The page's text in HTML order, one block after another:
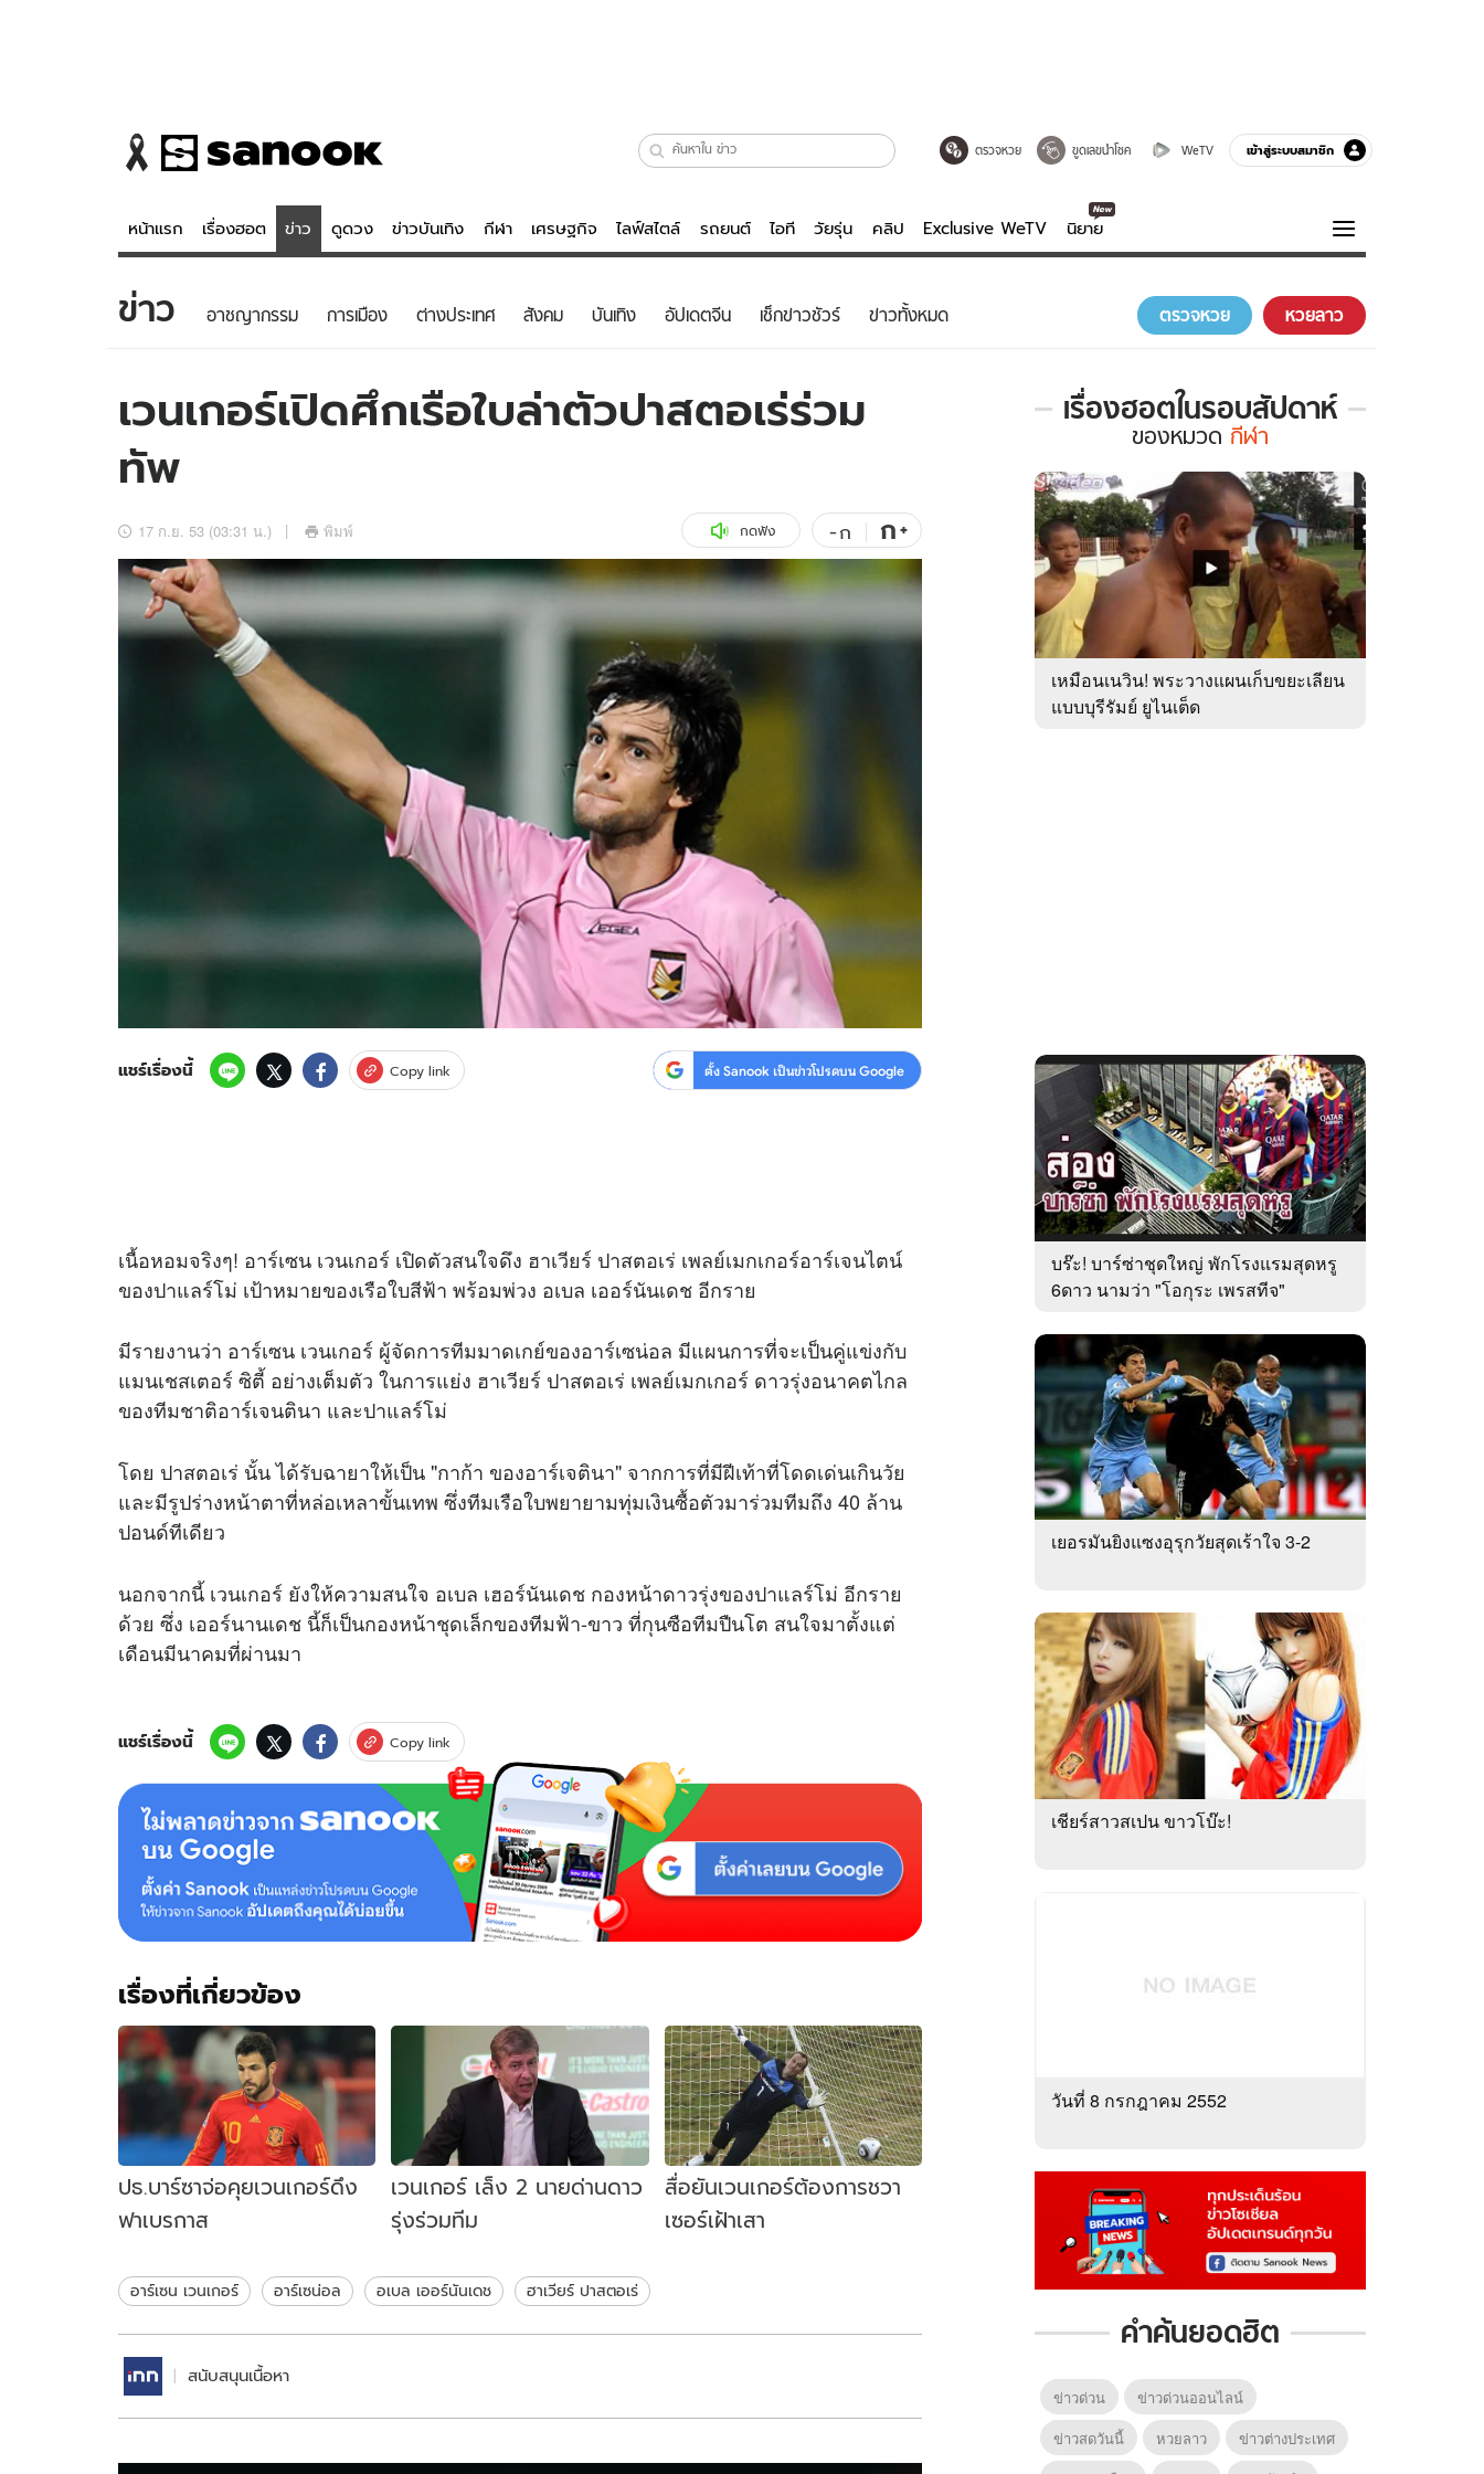
ตรวจหวย ขูดเลขนำโชค WeTV เข้าสู่ระบบสมาชิก
หน้าแรก เรื่องฮอต ข่าว ดูดวง ข่าวบันเทิง กีฬา เศรษฐกิจ ไลฟ์สไตล์ รถยนต์ ไอที วัยรุ่น คลิป Exclusive WeTV นิยาย
ข่าว
ข่าวบันเทิง
ข่าวกีฬา
อัปเดตจีน
เช็กข่าวชัวร์
ดูดวง - ตรวจหวย
สถิติหวยไทย
ไลฟ์สไตล์
วัยรุ่น
สุขภาพ
เที่ยว-กิน
Tasteful Thailand
Sanook Choice
บันเทิงครบรส
ดูทีวี
WeTV
นิยาย
ความรู้รอบตัว
ฮาวทู
ดาวน์โหลดสนุกแอปฟรี
บริษัท อิมเมจ ฟิวเจอร์ (ประเทศไทย) จำกัด
ข่าว อาชญากรรม การเมือง ต่างประเทศ สังคม บันเทิง อัปเดตจีน เช็กข่าวชัวร์ ข่าวทั้งหมด ตรวจหวย หวยลาว
เวนเกอร์เปิดศึกเรือใบล่าตัวปาสตอเร่ร่วม
ทัพ
17 ก.ย. 53 (03:31 น.) พิมพ์ กดฟัง -ก ก+
แชร์เรื่องนี้ Copy link ตั้ง Sanook เป็นข่าวโปรดบน Google
เนื้อหอมจริงๆ! อาร์เซน เวนเกอร์ เปิดตัวสนใจดึง ฮาเวียร์ ปาสตอเร่ เพลย์เมกเกอร์อาร์เจนไตน์
ของปาแลร์โม่ เป้าหมายของเรือใบสีฟ้า พร้อมพ่วง อเบล เออร์นันเดช อีกราย
มีรายงานว่า อาร์เซน เวนเกอร์ ผู้จัดการทีมมาดเกย์ของอาร์เซน่อล มีแผนการที่จะเป็นคู่แข่งกับ
แมนเชสเตอร์ ซิตี้ อย่างเต็มตัว ในการแย่ง ฮาเวียร์ ปาสตอเร่ เพลย์เมกเกอร์ ดาวรุ่งอนาคตไกล
ของทีมชาติอาร์เจนตินา และปาแลร์โม่
โดย ปาสตอเร่ นั้น ได้รับฉายาให้เป็น "กาก้า ของอาร์เจตินา" จากการที่มีฝีเท้าที่โดดเด่นเกินวัย
และมีรูปร่างหน้าตาที่หล่อเหลาขั้นเทพ ซึ่งทีมเรือใบพยายามทุ่มเงินซื้อตัวมาร่วมทีมถึง 40 ล้าน
ปอนด์ทีเดียว
นอกจากนี้ เวนเกอร์ ยังให้ความสนใจ อเบล เฮอร์นันเดช กองหน้าดาวรุ่งของปาแลร์โม่ อีกราย
ด้วย ซึ่ง เออร์นานเดช นี้ก็เป็นกองหน้าชุดเล็กของทีมฟ้า-ขาว ที่กุนซือทีมปืนโต สนใจมาตั้งแต่
เดือนมีนาคมที่ผ่านมา
แชร์เรื่องนี้ Copy link
เรื่องที่เกี่ยวข้อง
ปธ.บาร์ซาจ่อคุยเวนเกอร์ดึง
ฟาเบรกาส
เวนเกอร์ เล็ง 2 นายด่านดาว
รุ่งร่วมทีม
สื่อยันเวนเกอร์ต้องการชวา
เซอร์เฝ้าเสา
อาร์เซน เวนเกอร์ อาร์เซน่อล อเบล เออร์นันเดช ฮาเวียร์ ปาสตอเร่
สนับสนุนเนื้อหา
เรื่องฮอตในรอบสัปดาห์
เรื่อง
ใน
รอบ
สัปดาห์
ของ
หมวด
กีฬา
ของหมวด กีฬา
เหมือนเนวิน! พระวางแผนเก็บขยะเลียน
แบบบุรีรัมย์ ยูไนเต็ด
บร๊ะ! บาร์ซ่าชุดใหญ่ พักโรงแรมสุดหรู
6ดาว นามว่า "โอกุระ เพรสทีจ"
เยอรมันยิงแซงอุรุกวัยสุดเร้าใจ 3-2
เชียร์สาวสเปน ขาวโบ๊ะ!
วันที่ 8 กรกฎาคม 2552
คำค้นยอดฮิต
ข่าวด่วน
ข่าวด่วนออนไลน์
ข่าวสดวันนี้
หวยลาว
ข่าวต่างประเทศ